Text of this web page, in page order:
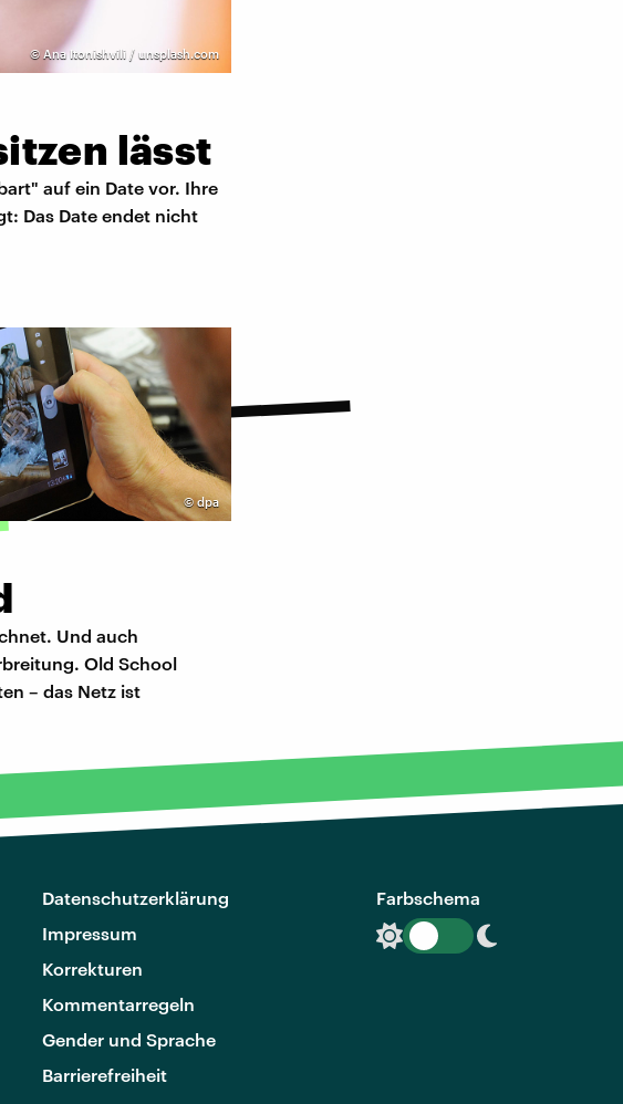
© Ana Itonishvili / unsplash.com
lässt
auf ein Date vor. Ihre
Das Date endet nicht
©dpa
Und auch
Old School
– das Netz ist
Datenschutzerklärung
Impressum
Korrekturen
Kommentarregeln
Gender und Sprache
Barrierefreiheit
Farbschema